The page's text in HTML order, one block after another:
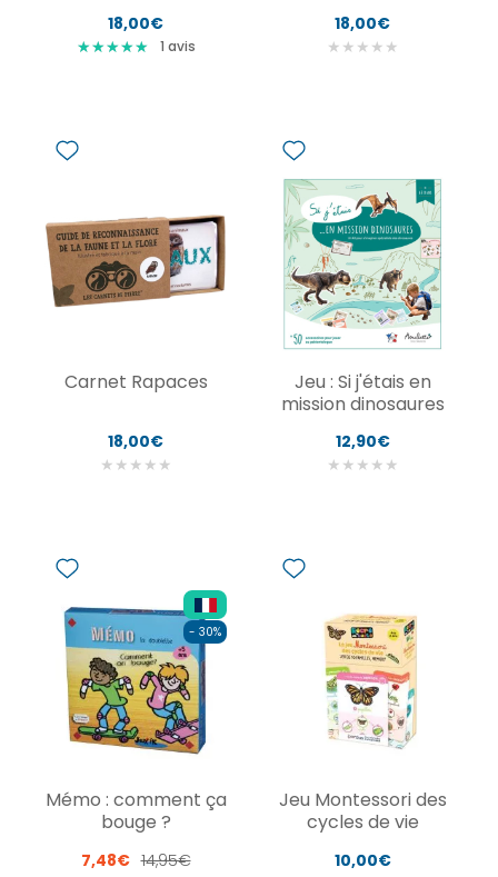
18,00€
★★★★★
★★★★★ 1 avis
18,00€
★ ★ ★ ★ ★
Carnet Rapaces
18,00€
★ ★ ★ ★ ★
Jeu : Si j'étais en
mission dinosaures
12,90€
★ ★ ★ ★ ★
- 30%
Mémo : comment ça
bouge ?
7,48€ 14,95€
Jeu Montessori des
cycles de vie
10,00€